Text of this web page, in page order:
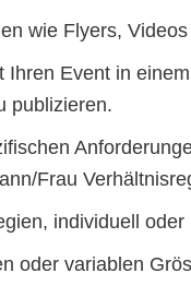
wie Flyers,
Event in
publizieren.
Frau
individuell oder
oder variablen